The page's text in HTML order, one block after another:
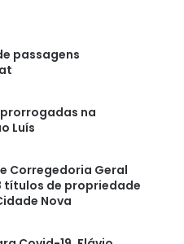
passagens
na
Luís
Corregedoria Geral
títulos de propriedade
Nova